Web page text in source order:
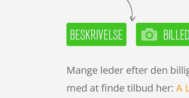
Mange leder efter den
med at finde tilbud her:A